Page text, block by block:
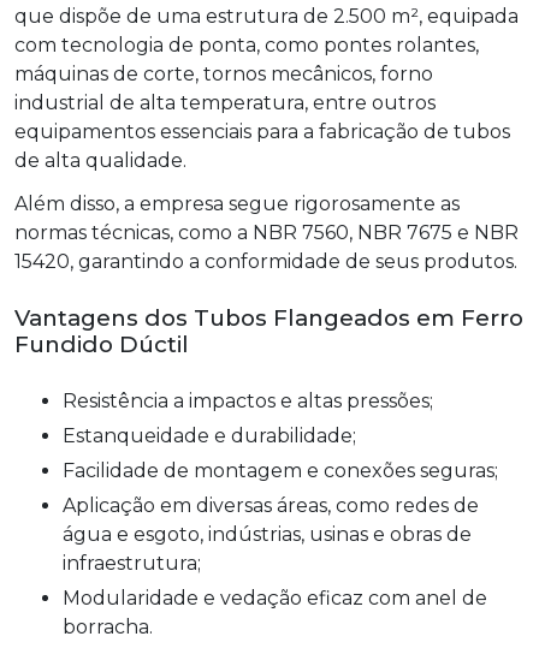
que dispõe de uma estrutura de 2.500 m², equipada
com tecnologia de ponta, como pontes rolantes,
máquinas de corte, tornos mecânicos, forno
industrial de alta temperatura, entre outros
equipamentos essenciais para a fabricação de tubos
de alta qualidade.
Além disso, a empresa segue rigorosamente as
normas técnicas, como a NBR 7560, NBR 7675 e NBR
15420, garantindo a conformidade de seus produtos.
Vantagens dos Tubos Flangeados em Ferro
Fundido Dúctil
Resistência a impactos e altas pressões;
Estanqueidade e durabilidade;
Facilidade de montagem e conexões seguras;
Aplicação em diversas áreas, como redes de
água e esgoto, indústrias, usinas e obras de
infraestrutura;
Modularidade e vedação eficaz com anel de
borracha.